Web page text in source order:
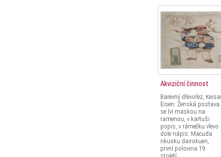
Akviziční činnost
Barevný dřevořez, Keisai
Eisen: Ženská postava
se lví maskou na
ramenou, v kartuši
popis, v rámečku vlevo
dole nápis: Macuda
rikuoku dairokuen,
první polovina 19.